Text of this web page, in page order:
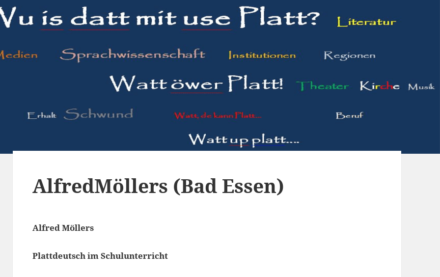
AlfredMöllers (Bad Essen)
Alfred Möllers
Plattdeutsch im Schulunterricht